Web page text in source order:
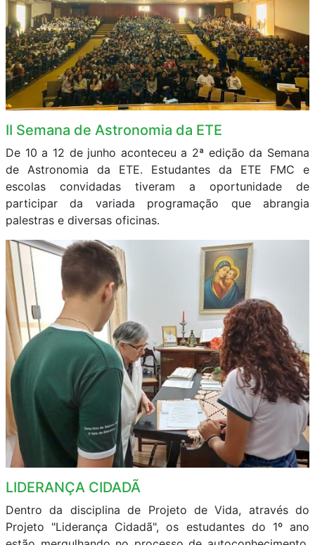
II Semana de Astronomia da ETE
De 10 a 12 de junho aconteceu a 2ª edição da Semana
de Astronomia da ETE. Estudantes da ETE FMC e
escolas convidadas tiveram a oportunidade de
participar da variada programação que abrangia
palestras e diversas oficinas.
LIDERANÇA CIDADÃ
Dentro da disciplina de Projeto de Vida, através do
Projeto "Liderança Cidadã", os estudantes do 1º ano